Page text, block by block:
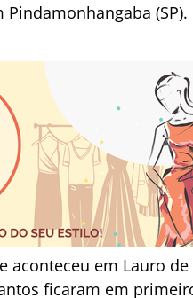
(SP).
aconteceu em Lauro
ficaram em